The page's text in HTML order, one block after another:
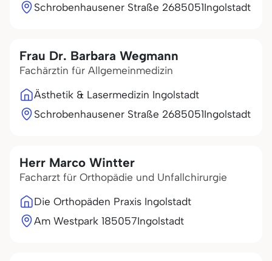
Schrobenhausener Straße 2685051Ingolstadt
Frau Dr. Barbara Wegmann
Fachärztin für Allgemeinmedizin
Ästhetik & Lasermedizin Ingolstadt
Schrobenhausener Straße 2685051Ingolstadt
Herr Marco Wintter
Facharzt für Orthopädie und Unfallchirurgie
Die Orthopäden Praxis Ingolstadt
Am Westpark 185057Ingolstadt